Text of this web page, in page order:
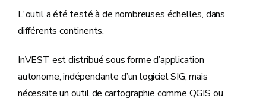
L'outil a été testé à de nombreuses échelles, dans
différents continents.
InVEST est distribué sous forme d’application
autonome, indépendante d’un logiciel SIG, mais
nécessite un outil de cartographie comme QGIS ou